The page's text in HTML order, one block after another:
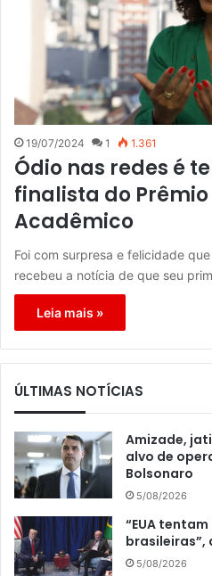
19/07/2024 1 1.361
Ódio nas redes é
finalista do
Acadêmico
Foi com surpresa e felicidade
recebeu a notícia de que seu
Leia mais »
ÚLTIMAS NOTÍCIAS
Amizade,
alvo de
Bolsonaro
5/08/2026
“EUA
brasileiras”,
5/08/2026